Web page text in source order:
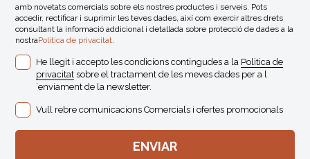
amb novetats comercials sobre els nostres productes i serveis. Pots
accedir, rectificar i suprimir les teves dades, així com exercir altres drets
consultant la informació addicional i detallada sobre protecció de dades a la
nostraPolitica de privacitat.
He llegit i accepto les condicions contingudes a la Politica de
privacitat sobre el tractament de les meves dades per a l
´enviament de la newsletter.
Vull rebre comunicacions Comercials i ofertes promocionals